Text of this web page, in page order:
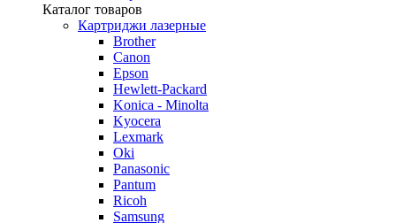
Каталог товаров
Картриджи лазерные
Brother
Canon
Epson
Hewlett-Packard
Konica - Minolta
Kyocera
Lexmark
Oki
Panasonic
Pantum
Ricoh
Samsung